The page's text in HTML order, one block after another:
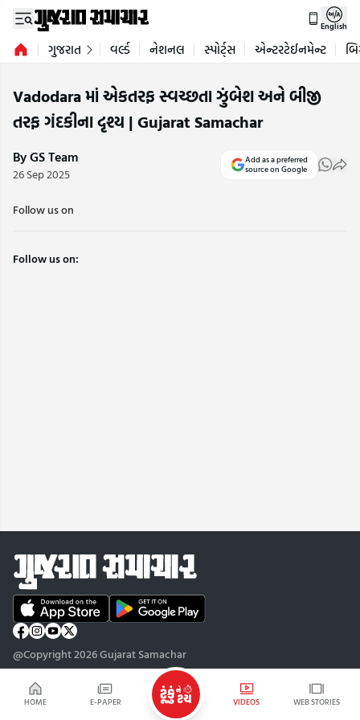
HOME E-PAPER VIDEOS WEB STORIES
English
ગુજરાત વર્લ્ડ નેશનલ સ્પોર્ટ્સ એન્ટરટેઈનમેન્ટ
Vadodara માં એકતરફ સ્વચ્છતા ઝુંબેશ અને બીજી
તરફ ગંદકીના દૃશ્ય | Gujarat Samachar
By GS Team
26 Sep 2025
Add as a preferred
source on Google
Follow us on
Follow us on:
@Copyright 2026 Gujarat Samachar